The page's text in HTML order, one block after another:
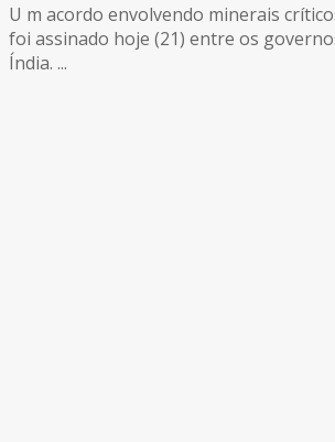
U m acordo envolvendo minerais
foi assinado hoje (21) entre os
Índia. ...